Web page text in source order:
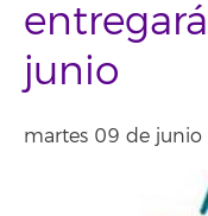
junio
martes 09 de